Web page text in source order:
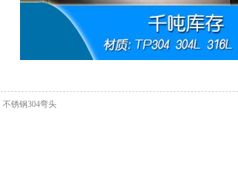
不锈钢304弯头